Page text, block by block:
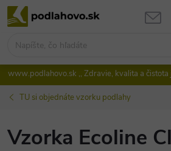
Prejsť
na
www.podlahovo.sk ,, Zdravie, kvalita a čistota
TU si objednáte vzorku podlahy
Vzorka Ecoline